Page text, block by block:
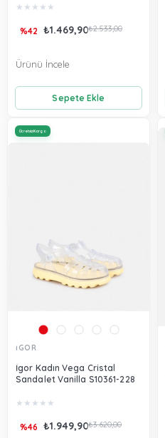
★ ★ ★ ★ ★
₺1.469,90₺2.533,00
%42
Sepete Ekle
Ürünü İncele
İGOR
İgor Kadın Vega Cristal
Sandalet Vanilla S10361-228
★ ★ ★ ★ ★
₺1.949,90₺3.620,00
%46
Ücretsiz Kargo